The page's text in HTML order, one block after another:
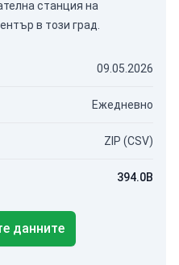
станция на
в този град.
09.05.2026
Ежедневно
ZIP (CSV)
394.0B
данните